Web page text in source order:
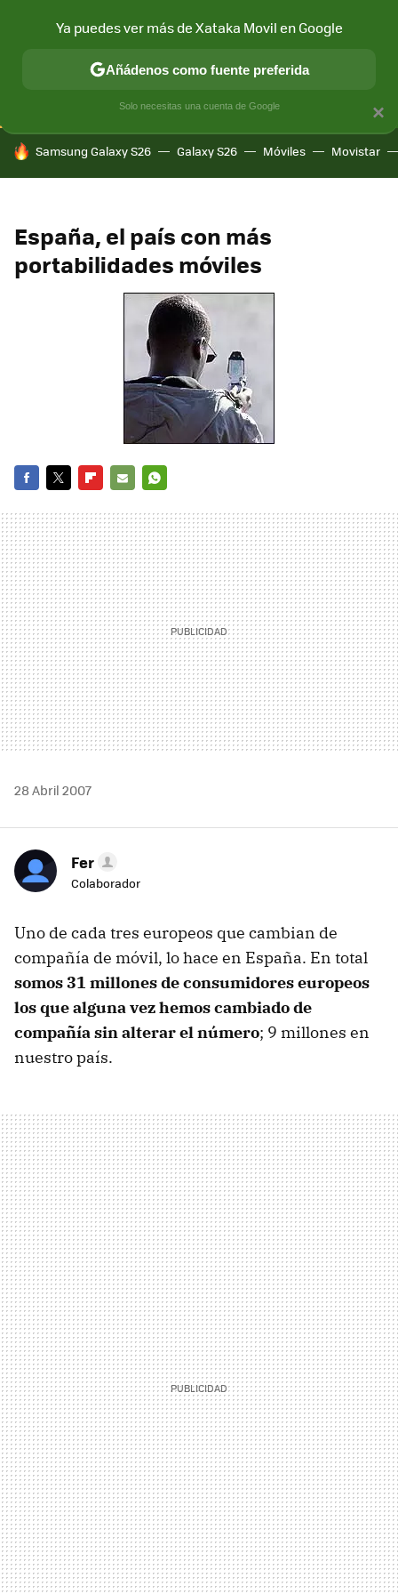
CONECTIVIDAD MÓVIL Y SOCIEDAD APLICACIONES
HOY SE HABLA DE
Samsung Galaxy S26 Galaxy S26 Móviles Movistar
España, el país con más
portabilidades móviles
MAIL
28 Abril 2007
Fer
Colaborador
Uno de cada tres europeos que cambian de
compañía de móvil, lo hace en España. En total
somos 31 millones de consumidores europeos
los que alguna vez hemos cambiado de
compañía sin alterar el número; 9 millones en
nuestro país.
×
Ya puedes ver más de Xataka Movil en Google
Añádenos como fuente preferida
Solo necesitas una cuenta de Google